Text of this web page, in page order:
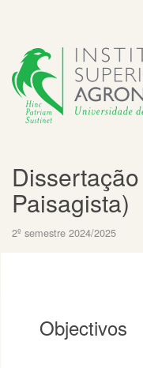
Paisagista)
2º semestre 2024/2025
Objectivos